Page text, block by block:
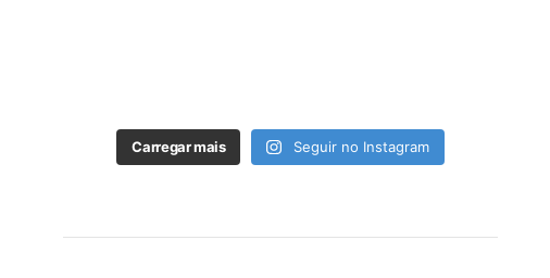
Carregar mais Seguir no Instagram